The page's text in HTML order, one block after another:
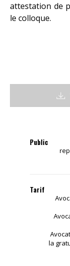
attestation de
le colloque.
Public
Tarif
la